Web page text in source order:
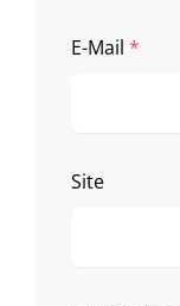
E-Mail *
Site